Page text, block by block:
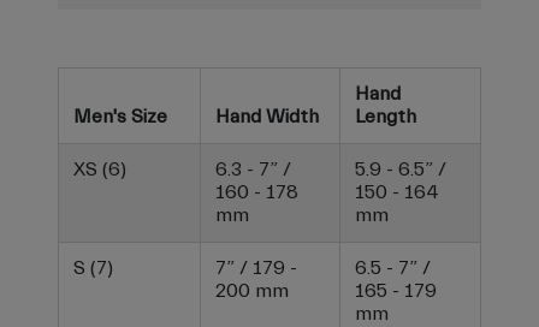
Men's Size Hand Width
Hand
Length
XS (6)
6.3 - 7” /
160 - 178
mm
5.9 - 6.5” /
150 - 164
mm
S (7)
7” / 179 -
200 mm
6.5 - 7” /
165 - 179
mm